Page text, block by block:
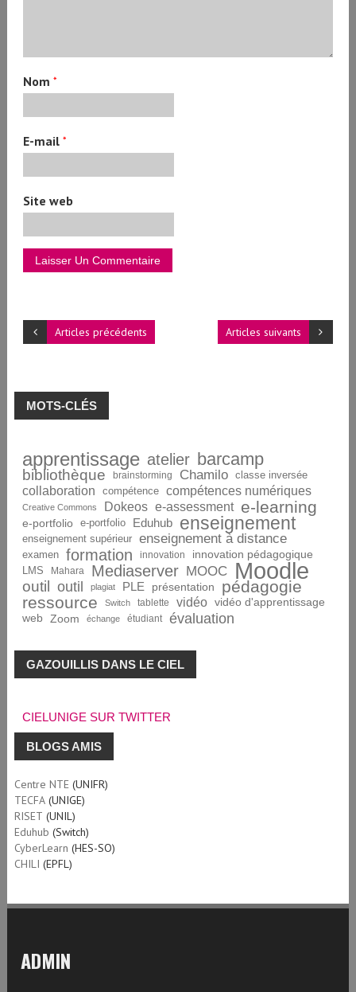
Nom*
E-mail*
Site web
Articles suivants
Articles précédents
MOTS-CLÉS
apprentissage atelier barcamp
bibliothèque brainstorming Chamilo classe inversée
collaboration compétence compétences numériques
Creative Commons Dokeos e-assessment e-learning
e-portfolio e-portfolio Eduhub enseignement
enseignement supérieur enseignement à distance
examen formation innovation innovation pédagogique
LMS Mahara Mediaserver MOOC Moodle
outil outil plagiat PLE présentation
pédagogie
ressource
Switch tablette vidéo
vidéo d'apprentissage
web
Zoom échange étudiant évaluation
GAZOUILLIS DANS LE CIEL
CIELUNIGE SUR TWITTER
BLOGS AMIS
Centre NTE(UNIFR)
TECFA(UNIGE)
RISET (UNIL)
Eduhub (Switch)
CyberLearn (HES-SO)
CHILI (EPFL)
ADMIN